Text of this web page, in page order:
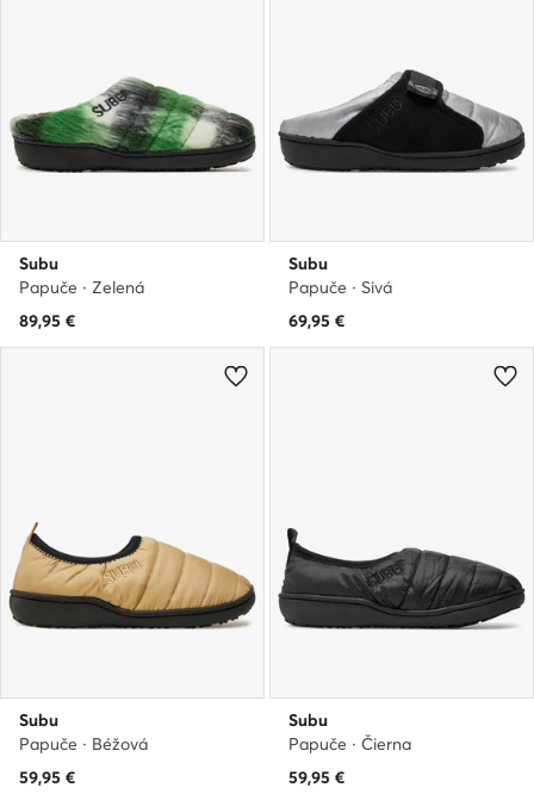
Subu
Papuče · Zelená
89,95 €
Subu
Papuče · Sivá
69,95 €
Subu
Papuče · Béžová
59,95 €
Subu
Papuče · Čierna
59,95 €